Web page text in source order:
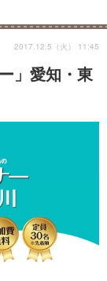
」愛知・東
2017.12.5（火） 11:45